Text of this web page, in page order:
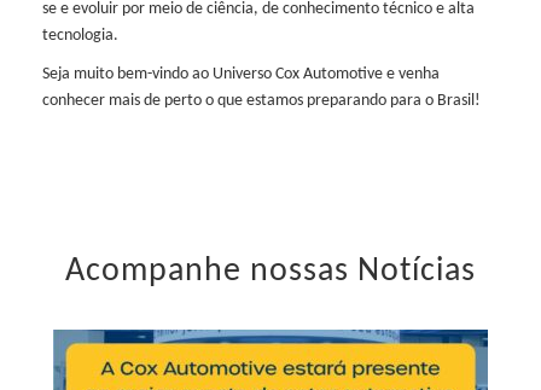
se e evoluir por meio de ciência, de conhecimento técnico e alta
tecnologia.
Seja muito bem-vindo ao Universo Cox Automotive e venha
conhecer mais de perto o que estamos preparando para o Brasil!
Acompanhe nossas Notícias